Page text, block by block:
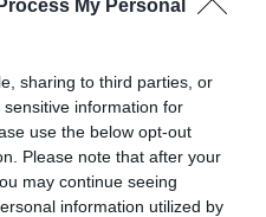
My Personal
sharing to third parties, or
information for
use the below opt-out
Please note that after your
may continue seeing
information utilized by
y hay desde que
incluidos, una tarjeta
asistido a clase. Claro está
para la Tercera
todos ustedes ya han
para sortear estas